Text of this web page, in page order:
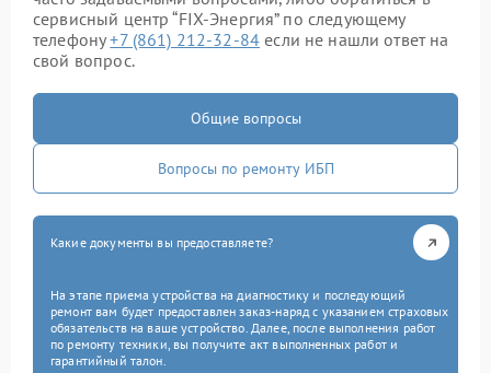
сервисный центр “FIX-Энергия” по следующему
телефону+7 (861) 212-32-84 если не нашли ответ на
свой вопрос.
Общие вопросы
Вопросы по ремонту ИБП
Какие документы вы предоставляете?
На этапе приема устройства на диагностику и последующий
ремонт вам будет предоставлен заказ-наряд с указанием страховых
обязательств на ваше устройство. Далее, после выполнения работ
по ремонту техники, вы получите акт выполненных работ и
гарантийный талон.